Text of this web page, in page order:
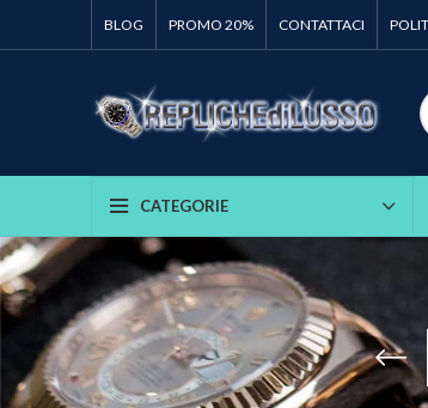
BLOG PROMO 20% CONTATTACI
CATEGORIE